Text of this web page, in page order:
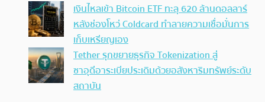
เงินไหลเข้า Bitcoin ETF ทะลุ 620 ล้านดอลลาร์
หลังช่องโหว่ Coldcard ทำลายความเชื่อมั่นการ
เก็บเหรียญเอง
Tether รุกขยายธุรกิจ Tokenization สู่
ซาอุดีอาระเบียประเดิมด้วยอสังหาริมทรัพย์ระดับ
สถาบัน